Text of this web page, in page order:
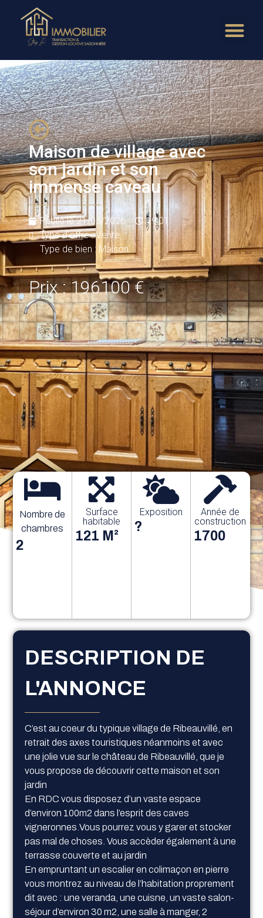
Maison de village avec
son jardin et son
immense caveau
Publié le 21/05/2026
19:01
Type d'offre : Vente
Type de bien : Maison
Prix : 196100 €
Nombre de
chambres
2
Surface
habitable
121 M²
Exposition
?
Année de
construction
1700
DESCRIPTION DE
L'ANNONCE
C’est au coeur du typique village de Ribeauvillé, en
retrait des axes touristiques néanmoins et avec
une jolie vue sur le château de Ribeauvillé, que je
vous propose de découvrir cette maison et son
jardin
En RDC vous disposez d’un vaste espace
d’environ 100m2 dans l’esprit des caves
vigneronnes.Vous pourrez vous y garer et stocker
pas mal de choses. Vous accèder également à une
terrasse couverte et au jardin
En empruntant un escalier en colimaçon en pierre
vous montrez au niveau de l’habitation proprement
dit avec : une veranda, une cuisne, un vaste salon-
séjour d’environ 30 m2, une salle à manger, 2